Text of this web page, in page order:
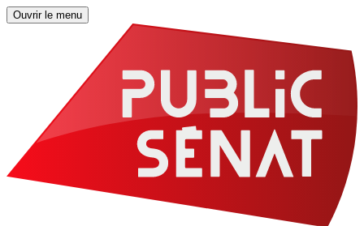
Ouvrir le menu